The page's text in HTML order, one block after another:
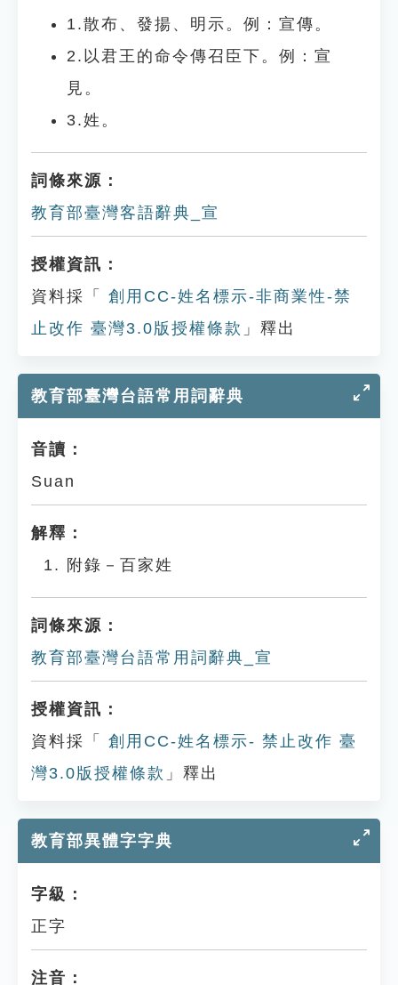
1.散布、發揚、明示。例：宣傳。
2.以君王的命令傳召臣下。例：宣
見。
3.姓。
詞條來源：
教育部臺灣客語辭典_宣
授權資訊：
資料採「
創用CC-姓名標示-非商業性-禁
止改作 臺灣3.0版授權條款 」釋出
教育部臺灣台語常用詞辭典
音讀：
Suan
解釋：
附錄－百家姓
詞條來源：
教育部臺灣台語常用詞辭典_宣
授權資訊：
資料採「
創用CC-姓名標示- 禁止改作 臺
灣3.0版授權條款 」釋出
教育部異體字字典
字級：
正字
注音：